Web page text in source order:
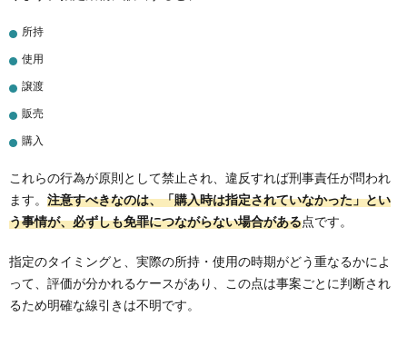
所持
使用
譲渡
販売
購入
これらの行為が原則として禁止され、違反すれば刑事責任が問われ
ます。 注意すべきなのは、「購入時は指定されていなかった」とい
う事情が、必ずしも免罪につながらない場合がある点です。
指定のタイミングと、実際の所持・使用の時期がどう重なるかによ
って、評価が分かれるケースがあり、この点は事案ごとに判断され
るため明確な線引きは不明です。